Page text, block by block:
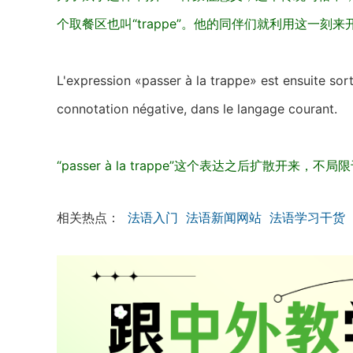
个取餐区也叫“trappe”。他的同伴们就利用这一刻来
L'expression «passer à la trappe» est ensuite
connotation négative, dans le langage courant.
“passer à la trappe”这个表达之后扩散开来，不局
相关热点： 法语入门 法语新闻网站 法语学习干货